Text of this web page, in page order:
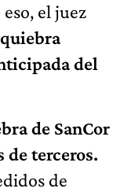
el juez
quiebra
del
de SanCor
de terceros.
de